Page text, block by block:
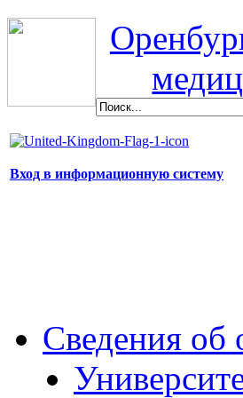
Вход в информационную систему
Сведения об